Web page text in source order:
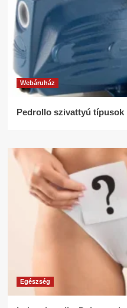
Webáruház
Pedrollo szivattyú típusok
Egészség